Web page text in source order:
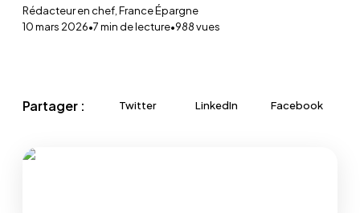
Rédacteur en chef, France Épargne
10 mars 2026•7min de lecture•988vues
Partager : Twitter LinkedIn Facebook